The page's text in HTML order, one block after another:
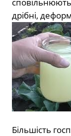
дрібні,
Більшість